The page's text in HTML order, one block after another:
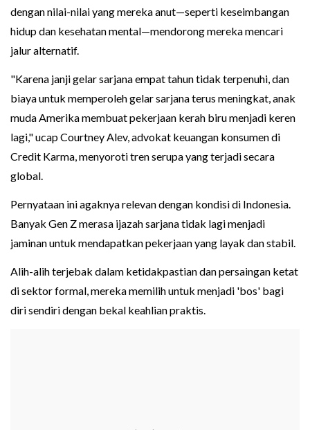
dengan nilai-nilai yang mereka anut—seperti keseimbangan
hidup dan kesehatan mental—mendorong mereka mencari
jalur alternatif.
"Karena janji gelar sarjana empat tahun tidak terpenuhi, dan
biaya untuk memperoleh gelar sarjana terus meningkat, anak
muda Amerika membuat pekerjaan kerah biru menjadi keren
lagi," ucap Courtney Alev, advokat keuangan konsumen di
Credit Karma, menyoroti tren serupa yang terjadi secara
global.
Pernyataan ini agaknya relevan dengan kondisi di Indonesia.
Banyak Gen Z merasa ijazah sarjana tidak lagi menjadi
jaminan untuk mendapatkan pekerjaan yang layak dan stabil.
Alih-alih terjebak dalam ketidakpastian dan persaingan ketat
di sektor formal, mereka memilih untuk menjadi 'bos' bagi
diri sendiri dengan bekal keahlian praktis.